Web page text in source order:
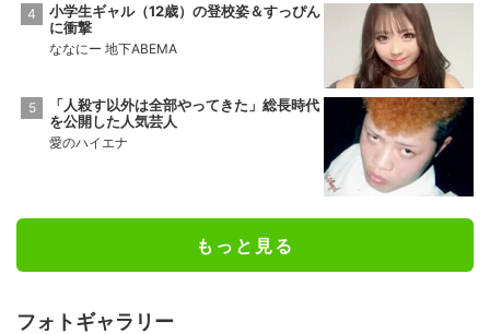
小学生ギャル（12歳）の登校姿＆すっぴん
に衝撃
ななにー 地下ABEMA
「人殺す以外は全部やってきた」総長時代
を公開した人気芸人
愛のハイエナ
もっと見る
フォトギャラリー